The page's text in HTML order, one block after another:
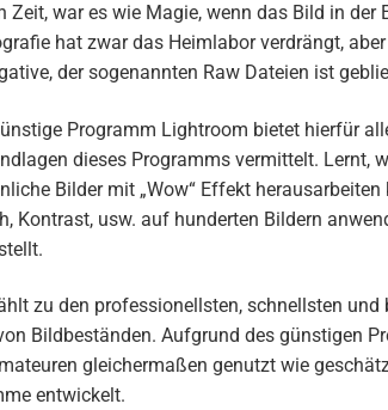
Zeit, war es wie Magie, wenn das Bild in
hat zwar das Heimlabor verdrängt,
der sogenannten Raw Dateien ist
Programm Lightroom bietet hierfür
dieses Programms vermittelt. Lernt,
Bilder mit „Wow“ Effekt
Kontrast, usw. auf hunderten Bildern
zu den professionellsten, schnellsten
Bildbeständen. Aufgrund des günstigen
gleichermaßen genutzt wie
entwickelt.